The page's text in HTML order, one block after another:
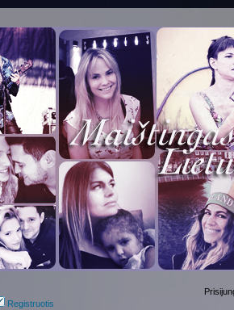
Registruotis